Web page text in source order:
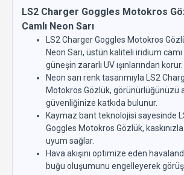
LS2 Charger Goggles Motokros
Camlı Neon Sarı
LS2 Charger Goggles Motokros
Neon Sarı, üstün kaliteli iridium
güneşin zararlı UV ışınlarından korur.
Neon sarı renk tasarımıyla LS2
Motokros Gözlük, görünürlüğünüzü
güvenliğinize katkıda bulunur.
Kaymaz bant teknolojisi sayesinde
Goggles Motokros Gözlük,
uyum sağlar.
Hava akışını optimize eden
buğu oluşumunu engelleyerek